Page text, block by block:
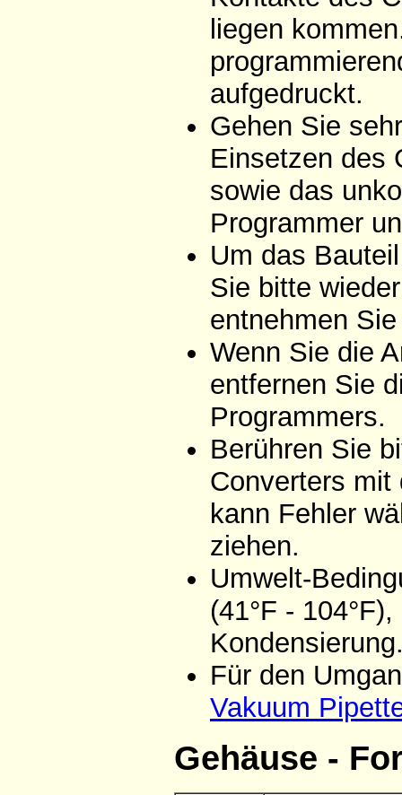
liegen
aufgedruckt.
Gehen Sie
Einsetzen des
sowie das
Programmer
Um das
Sie bitte
entnehmen
Wenn Sie die
entfernen Sie
Programmers.
Berühren Sie
Converters mit
kann Fehler
ziehen.
Umwelt-
(41°F -
Für den
Vakuum
Gehäuse -